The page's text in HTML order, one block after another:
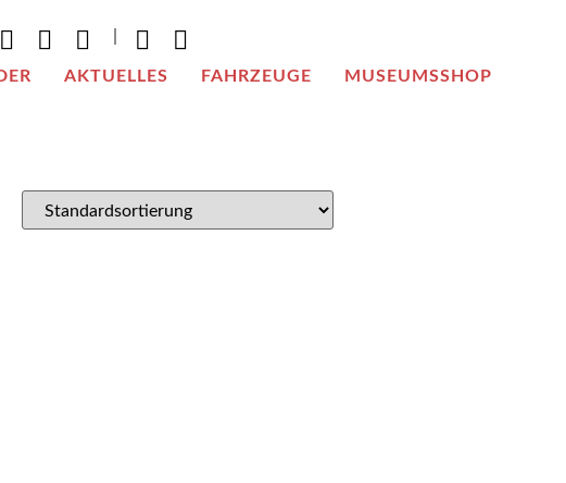
AKTUELLES FAHRZEUGE MUSEUMSSHOP